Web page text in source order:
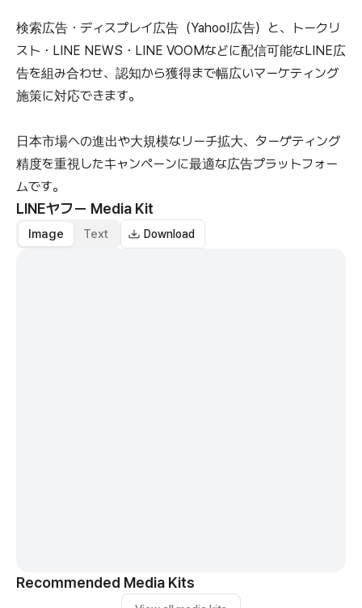
検索広告・ディスプレイ広告（Yahoo!広告）と、トークリ
スト・LINE NEWS・LINE VOOMなどに配信可能なLINE広
告を組み合わせ、認知から獲得まで幅広いマーケティング
施策に対応できます。
日本市場への進出や大規模なリーチ拡大、ターゲティング
精度を重視したキャンペーンに最適な広告プラットフォー
ムです。
LINEヤフー Media Kit
Image Text Download
Recommended Media Kits